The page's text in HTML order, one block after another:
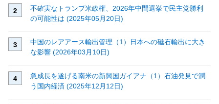
不確実なトランプ米政権、2026年中間選挙で民主党勝利
の可能性は (2025年05月20日)
中国のレアアース輸出管理（1）日本への磁石輸出に大き
な影響 (2026年03月10日)
急成長を遂げる南米の新興国ガイアナ（1）石油発見で潤
う国内経済 (2025年12月12日)